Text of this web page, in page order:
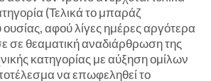
(Τελικά το μπαράζ
αφού λίγες ημέρες αργότερα
θεαματική αναδιάρθρωση της
κατηγορίας με αύξηση ομίλων
να επωφεληθεί το